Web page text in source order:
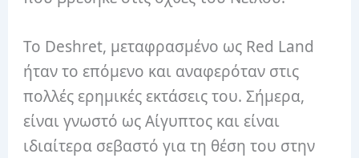
Το Deshret, μεταφρασμένο ως Red Land
ήταν το επόμενο και αναφερόταν στις
πολλές ερημικές εκτάσεις του. Σήμερα,
είναι γνωστό ως Αίγυπτος και είναι
ιδιαίτερα σεβαστό για τη θέση του στην